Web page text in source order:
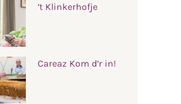
’t Klinkerhofje
Careaz Kom d’r in!